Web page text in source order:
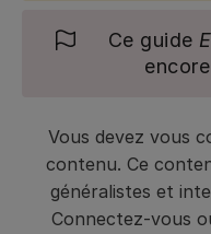
Ce guide
Vous devez vous
contenu. Ce
généralistes et
Connectez-vous